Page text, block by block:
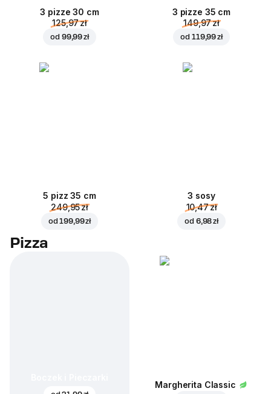
3 pizze 30 cm
125,97 zł
od 99,99 zł
3 pizze 35 cm
149,97 zł
od 119,99 zł
5 pizz 35 cm
249,95 zł
od199,99 zł
3 sosy
10,47 zł
od 6,98 zł
Pizza
Margherita Classic